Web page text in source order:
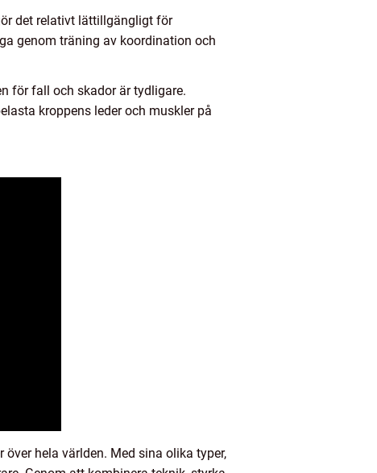
det relativt lättillgängligt för
genom träning av koordination och
för fall och skador är tydligare.
kroppens leder och muskler på
hela världen. Med sina olika typer,